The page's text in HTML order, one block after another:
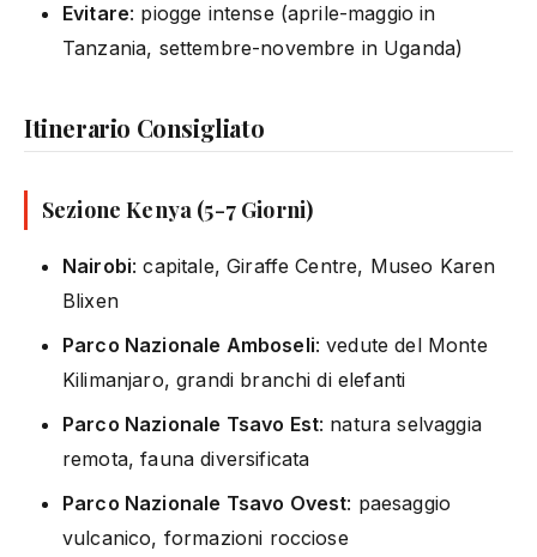
Evitare: piogge intense (aprile-maggio in
Tanzania, settembre-novembre in Uganda)
Itinerario Consigliato
Sezione Kenya (5-7 Giorni)
Nairobi: capitale, Giraffe Centre, Museo Karen
Blixen
Parco Nazionale Amboseli: vedute del Monte
Kilimanjaro, grandi branchi di elefanti
Parco Nazionale Tsavo Est: natura selvaggia
remota, fauna diversificata
Parco Nazionale Tsavo Ovest: paesaggio
vulcanico, formazioni rocciose